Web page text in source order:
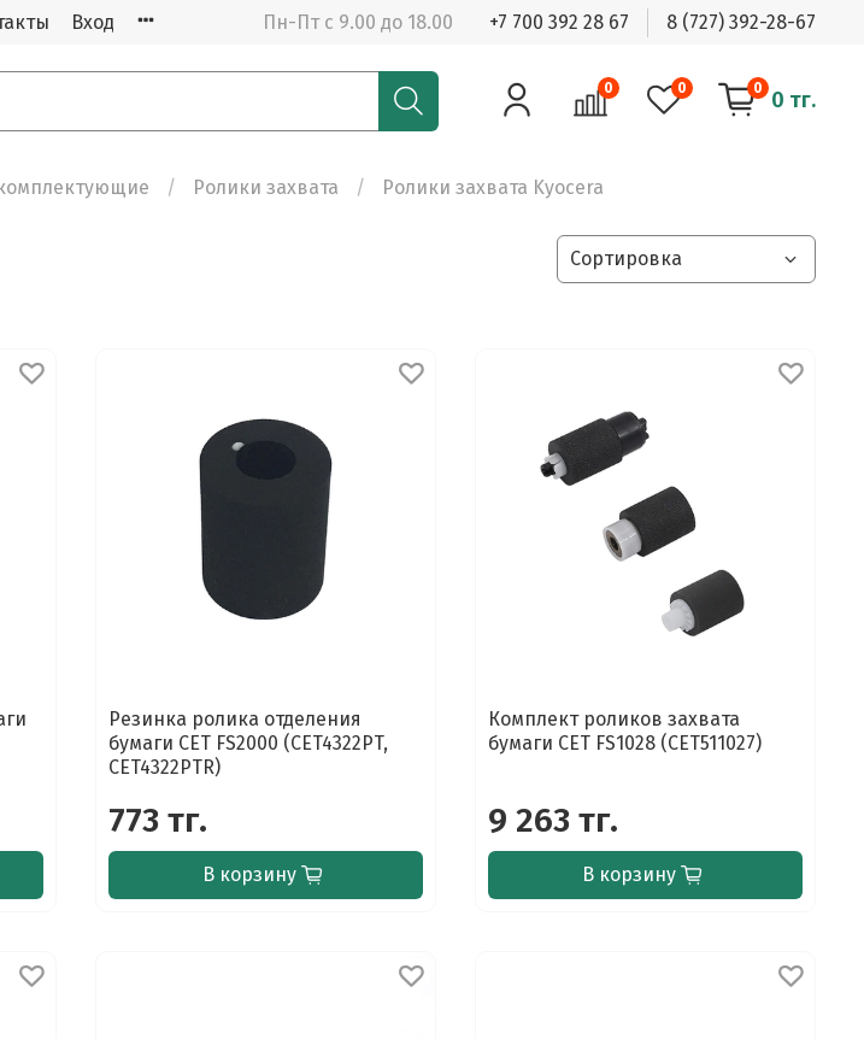
Вход Пн-Пт с 9.00 до 18.00 +7 700 392 28 67 8 (727) 392-28-67
0 0 0 0 тг.
Ролики захвата Ролики захвата Kyocera
Резинка ролика отделения
бумаги CET FS2000 (CET4322PT,
CET4322PTR)
773 тг.
В корзину
Комплект роликов захвата
бумаги CET FS1028 (CET511027)
9 263 тг.
В корзину